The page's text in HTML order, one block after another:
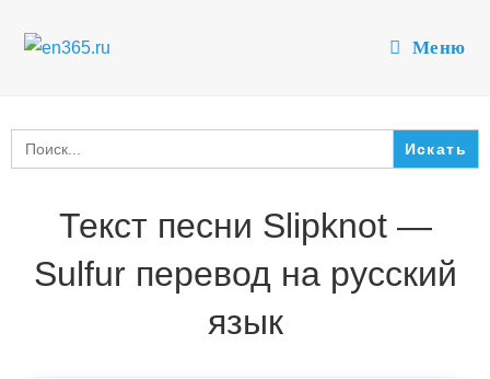
Меню
Search
for:
Текст песни Slipknot —
Sulfur перевод на русский
язык